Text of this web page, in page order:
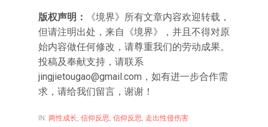
版权声明：
《境界》所有文章内容欢迎转载，
但请注明出处，来自《境界》，并且不得对原
始内容做任何修改，请尊重我们的劳动成果。
投稿及奉献支持，请联系
jingjietougao@gmail.com ，如有进一步合作需
求，请给我们留言，谢谢！
IN: 两性成长, 信仰反思, 信仰反思, 走出性侵伤害